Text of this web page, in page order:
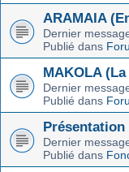
ARAMAIA
Dernier
Publié dans
MAKOLA
Dernier
Publié dans
Présentation
Dernier
Publié dans